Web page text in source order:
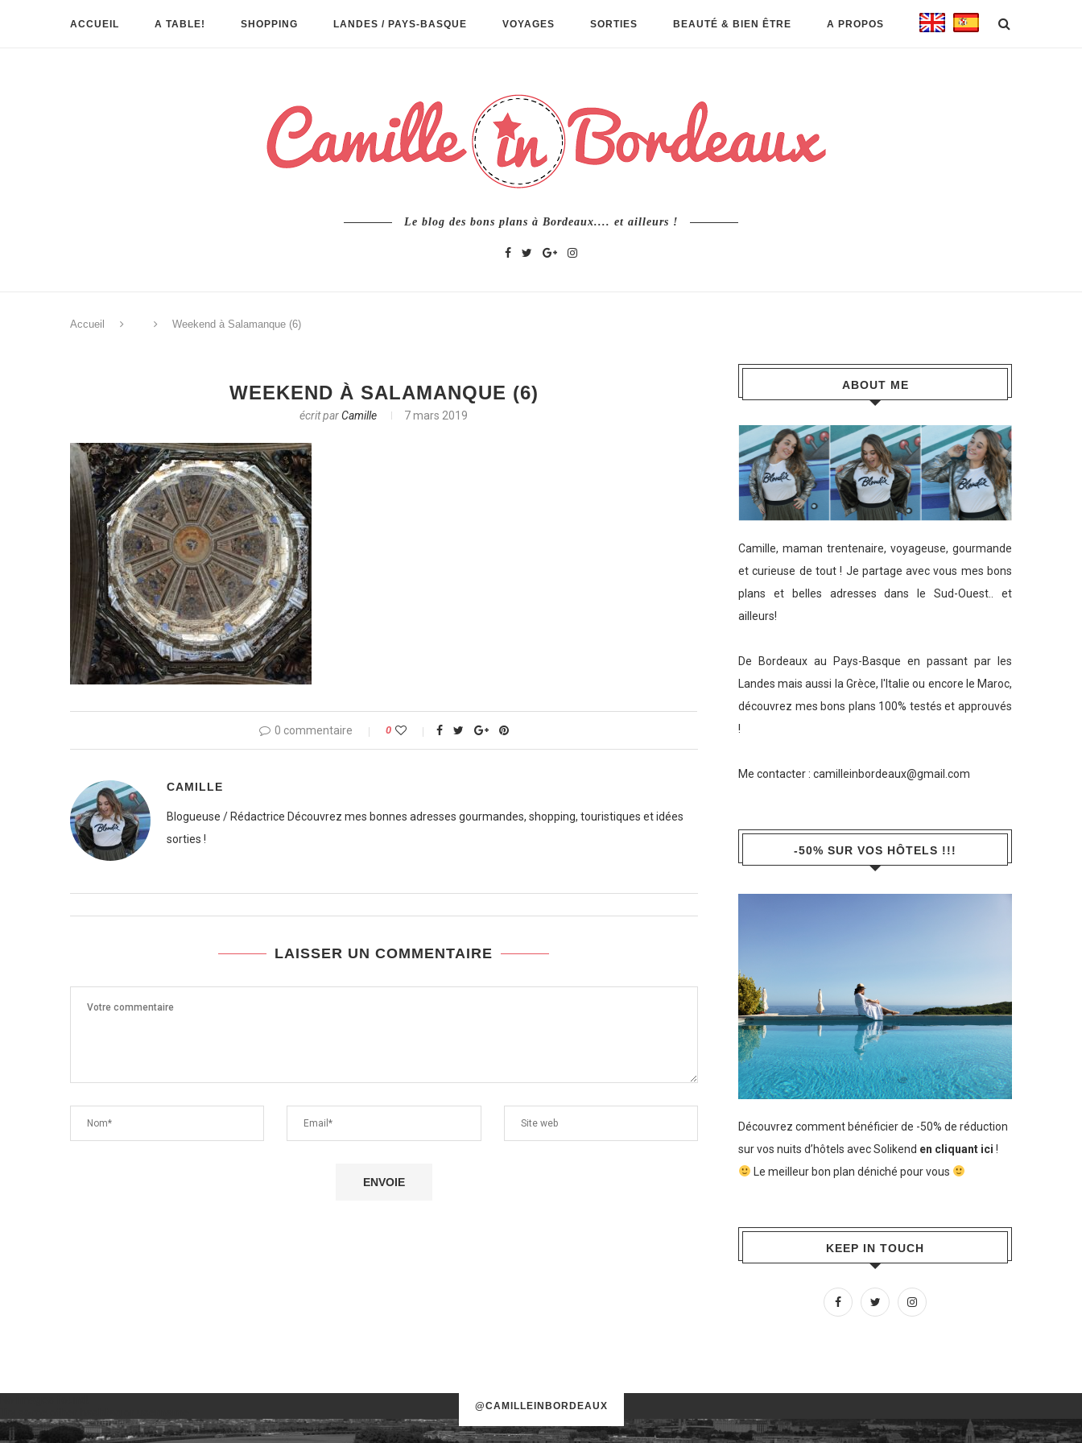
ACCUEIL A TABLE! SHOPPING LANDES / PAYS-BASQUE VOYAGES SORTIES BEAUTÉ & BIEN ÊTRE A PROPOS
Le blog des bons plans à Bordeaux.... et ailleurs !
Accueil Weekend à Salamanque (6)
WEEKEND À SALAMANQUE (6)
écrit parCamille 7 mars 2019
0 commentaire 0
CAMILLE
Blogueuse / Rédactrice Découvrez mes bonnes adresses gourmandes, shopping, touristiques et idées
sorties !
LAISSER UN COMMENTAIRE
ABOUT ME
Camille, maman trentenaire, voyageuse, gourmande
et curieuse de tout ! Je partage avec vous mes bons
plans et belles adresses dans le Sud-Ouest.. et
ailleurs!
De Bordeaux au Pays-Basque en passant par les
Landes mais aussi la Grèce, l'Italie ou encore le Maroc,
découvrez mes bons plans 100% testés et approuvés
!
Me contacter : camilleinbordeaux@gmail.com
-50% SUR VOS HÔTELS !!!
Découvrez comment bénéficier de -50% de réduction
sur vos nuits d’hôtels avec Solikend en cliquant ici !
Le meilleur bon plan déniché pour vous
KEEP IN TOUCH
@CAMILLEINBORDEAUX